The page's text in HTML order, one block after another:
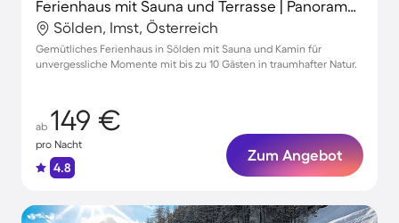
Ferienhaus mit Sauna und Terrasse | Panoramablick | Skifahren in der Nähe
Sölden, Imst, Österreich
Gemütliches Ferienhaus in Sölden mit Sauna und Kamin für
unvergessliche Momente mit bis zu 10 Gästen in traumhafter Natur.
ab 149 €
pro Nacht
4.8
Zum Angebot